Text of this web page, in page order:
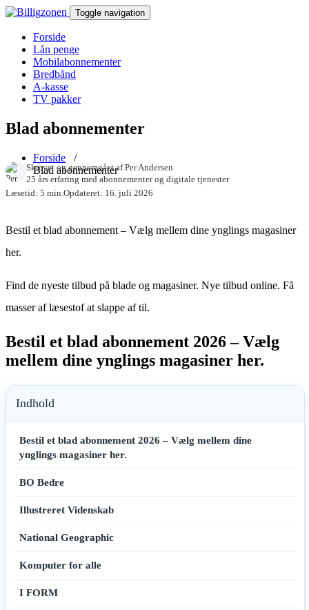
Toggle navigation
Forside
Lån penge
Mobilabonnementer
Bredbånd
A-kasse
TV pakker
Blad abonnementer
Forside /
Blad abonnementer
Skrevet og gennemgået afPer Andersen
25 års erfaring med abonnementer og digitale tjenester
Læsetid: 5 min. Opdateret: 16. juli 2026
Bestil et blad abonnement – Vælg mellem dine ynglings magasiner
her.
Find de nyeste tilbud på blade og magasiner. Nye tilbud online. Få
masser af læsestof at slappe af til.
Bestil et blad abonnement 2026 – Vælg
mellem dine ynglings magasiner her.
Indhold
Bestil et blad abonnement 2026 – Vælg mellem dine
ynglings magasiner her.
BO Bedre
Illustreret Videnskab
National Geographic
Komputer for alle
I FORM